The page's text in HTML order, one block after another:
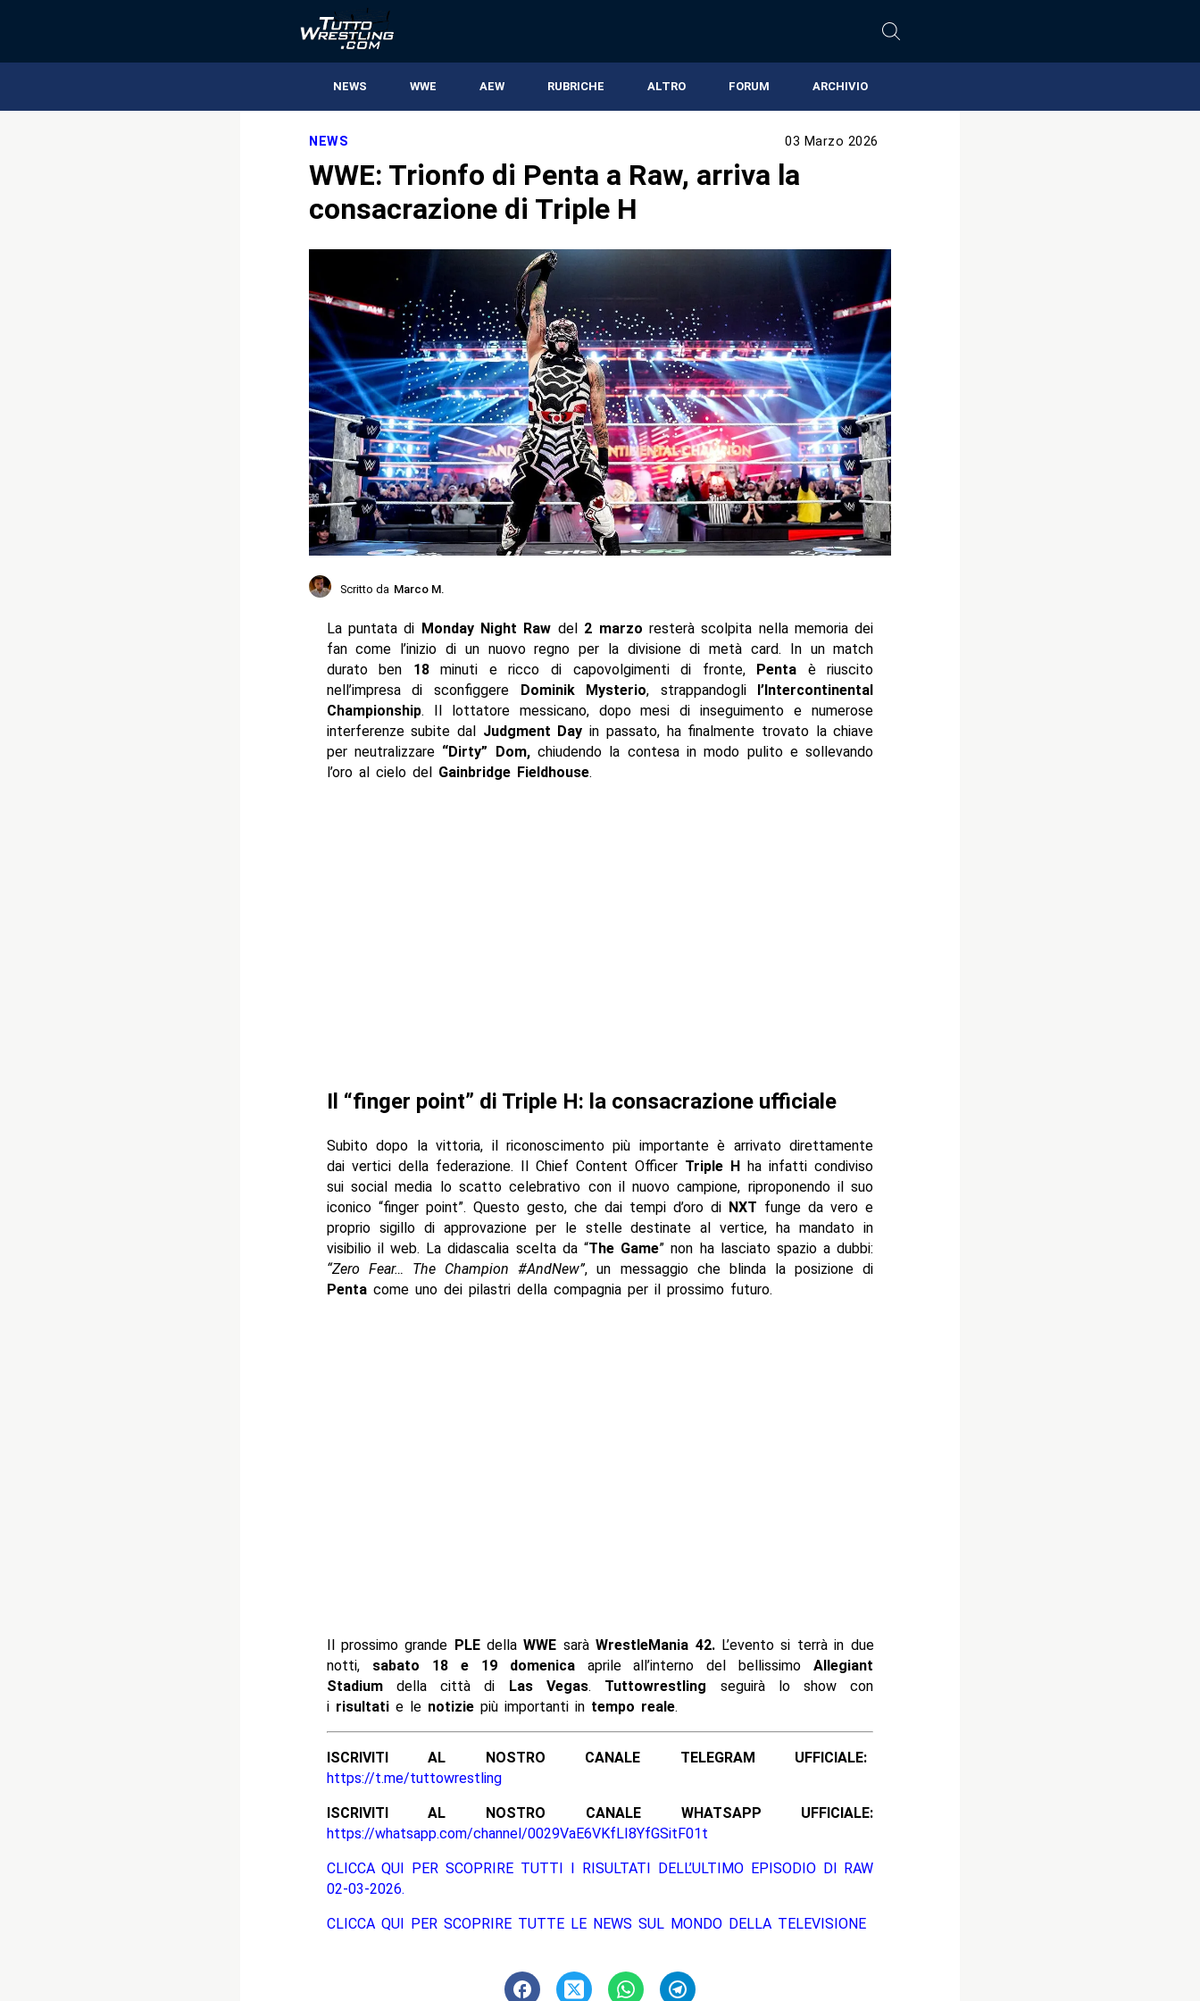
NEWS WWE AEW RUBRICHE ALTRO FORUM ARCHIVIO
NEWS 03 Marzo 2026
WWE: Trionfo di Penta a Raw, arriva la
consacrazione di Triple H
Scritto da Marco M.
La puntata di Monday Night Raw del 2 marzo resterà scolpita nella memoria dei
fan come l’inizio di un nuovo regno per la divisione di metà card. In un match
durato ben 18minuti e ricco di capovolgimenti di fronte, Penta è riuscito
nell’impresa di sconfiggere Dominik Mysterio, strappandogli l’Intercontinental
Championship. Il lottatore messicano, dopo mesi di inseguimento e numerose
interferenze subite dal Judgment Day in passato, ha finalmente trovato la chiave
per neutralizzare “Dirty” Dom,chiudendo la contesa in modo pulito e sollevando
l’oro al cielo del Gainbridge Fieldhouse.
Il “finger point” di Triple H: la consacrazione ufficiale
Subito dopo la vittoria, il riconoscimento più importante è arrivato direttamente
dai vertici della federazione. Il Chief Content Officer Triple H ha infatti condiviso
sui social media lo scatto celebrativo con il nuovo campione, riproponendo il suo
iconico “finger point”. Questo gesto, che dai tempi d’oro di NXT funge da vero e
proprio sigillo di approvazione per le stelle destinate al vertice, ha mandato in
visibilio il web. La didascalia scelta da “The Game” non ha lasciato spazio a dubbi:
“Zero Fear… The Champion #AndNew”, un messaggio che blinda la posizione di
Pentacome uno dei pilastri della compagnia per il prossimo futuro.
Il prossimo grande PLEdella WWE saràWrestleMania 42.L’evento si terrà in due
notti, sabato 18 e 19 domenicaaprile all’interno del bellissimo Allegiant
Stadiumdella città di Las Vegas. Tuttowrestling seguirà lo show con
i risultatie le notiziepiù importanti in tempo reale.
ISCRIVITI AL NOSTRO CANALE TELEGRAM UFFICIALE:
https://t.me/tuttowrestling
ISCRIVITI AL NOSTRO CANALE WHATSAPP UFFICIALE:
https://whatsapp.com/channel/0029VaE6VKfLI8YfGSitF01t
CLICCA QUI PER SCOPRIRE TUTTI I RISULTATI DELL’ULTIMO EPISODIO DI RAW
02-03-2026.
CLICCA QUI PER SCOPRIRE TUTTE LE NEWS SUL MONDO DELLA TELEVISIONE